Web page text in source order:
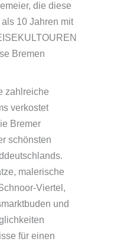
die diese
10 Jahren mit
Bremen
zahlreiche
verkostet
Bremer
schönsten
malerische
Viertel,
und
für einen